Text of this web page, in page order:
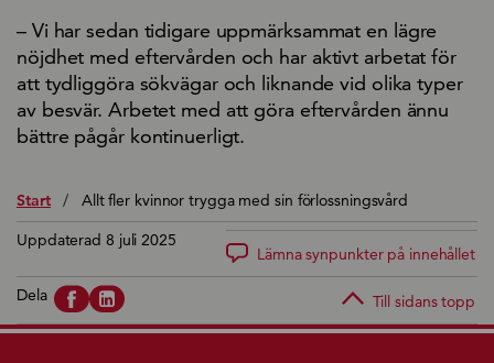
– Vi har sedan tidigare uppmärksammat en lägre
nöjdhet med eftervården och har aktivt arbetat för
att tydliggöra sökvägar och liknande vid olika typer
av besvär. Arbetet med att göra eftervården ännu
bättre pågår kontinuerligt.
Start /
Allt fler kvinnor trygga med sin förlossningsvård
Uppdaterad 8 juli 2025
Lämna synpunkter på innehållet
Dela Till sidans topp